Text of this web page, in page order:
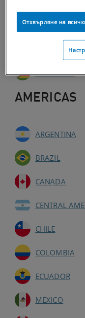
SENEGAL
ZIMBABWE
AMERICAS
ARGENTINA
BRAZIL
CANADA
CENTRAL
CHILE
COLOMBIA
ECUADOR
MEXICO
Отхвърляне на